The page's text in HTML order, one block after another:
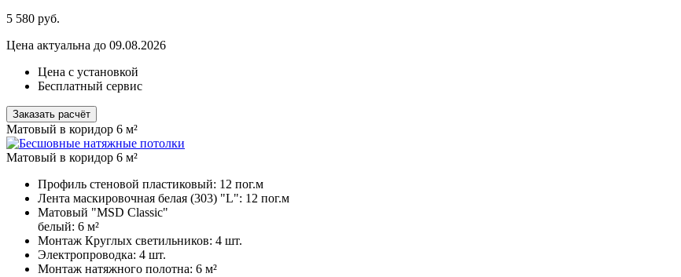
5 580 руб.
Цена актуальна до 09.08.2026
Цена с установкой
Бесплатный сервис
Заказать расчёт
Матовый в коридор 6 м²
Матовый в коридор 6 м²
Профиль стеновой пластиковый: 12 пог.м
Лента маскировочная белая (303) "L": 12 пог.м
Матовый "MSD Classic"
белый: 6 м²
Монтаж Круглых светильников: 4 шт.
Электропроводка: 4 шт.
Монтаж натяжного полотна: 6 м²